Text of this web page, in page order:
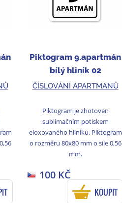
Piktogram 9.apartmán
bílý hliník 02
ČÍSLOVÁNÍ APARTMANŮ
Piktogram je zhotoven
sublimačním potiskem
eloxovaného hliníku. Piktogram
o rozměru 80x80 mm o síle 0,56
mm.
100 KČ
KOUPIT